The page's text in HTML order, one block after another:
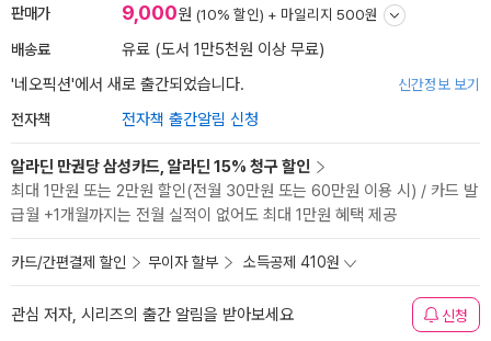
판매가 9,000원 (10% 할인) + 마일리지 500원
배송료
유료 (도서 1만5천원 이상 무료)
'네오픽션'에서 새로 출간되었습니다.
신간정보 보기
전자책 전자책 출간알림 신청
알라딘 만권당 삼성카드, 알라딘 15% 청구 할인
최대 1만원 또는 2만원 할인(전월 30만원 또는 60만원 이용 시) / 카드 발
급월 +1개월까지는 전월 실적이 없어도 최대 1만원 혜택 제공
카드/간편결제 할인 무이자 할부 소득공제 410원
관심 저자, 시리즈의 출간 알림을 받아보세요 신청